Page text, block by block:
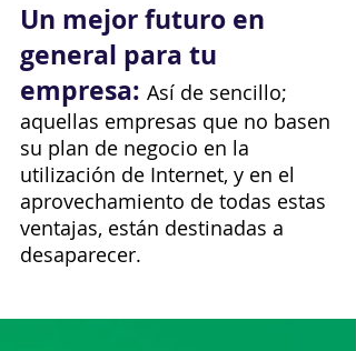
Un mejor futuro en
general para tu
empresa: Así de sencillo;
aquellas empresas que no basen
su plan de negocio en la
utilización de Internet, y en el
aprovechamiento de todas estas
ventajas, están destinadas a
desaparecer.